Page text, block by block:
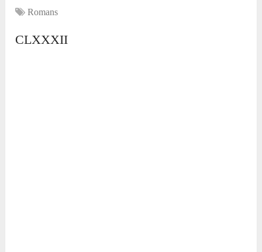
Romans
CLXXXII